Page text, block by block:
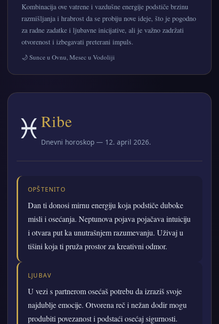
Kombinacija ove vatrene i vazdušne energije podstiče brzinu
razmišljanja i hrabrost da se probiju nove ideje, što je pogodno
za radne zadatke i ljubavne inicijative, ali je važno zadržati
otvorenost i izbegavati preterani impuls.
🌙 Sunce u Ovnu, Mesec u Vodoliji
♓ Ribe
Dnevni horoskop — 12. april 2026.
OPŠTENITO
Dan ti donosi mirnu energiju koja podstiče duboke
misli i osećanja. Neptunova pojava pojačava intuiciju
i otvara put ka unutrašnjem razumevanju. Uživaj u
tišini koja ti pruža prostor za kreativni odmor.
LJUBAV
U vezi s partnerom osećaš potrebu da izraziš svoje
najdublje emocije. Otvorena reč i nežan dodir mogu
produbiti povezanost i podstaći osećaj sigurnosti.